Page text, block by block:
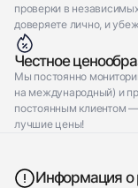
проверки в
доверяете лично, и
Честное
Мы постоянно
на международный) и
постоянным клиентом
лучшие цены!
Информация о